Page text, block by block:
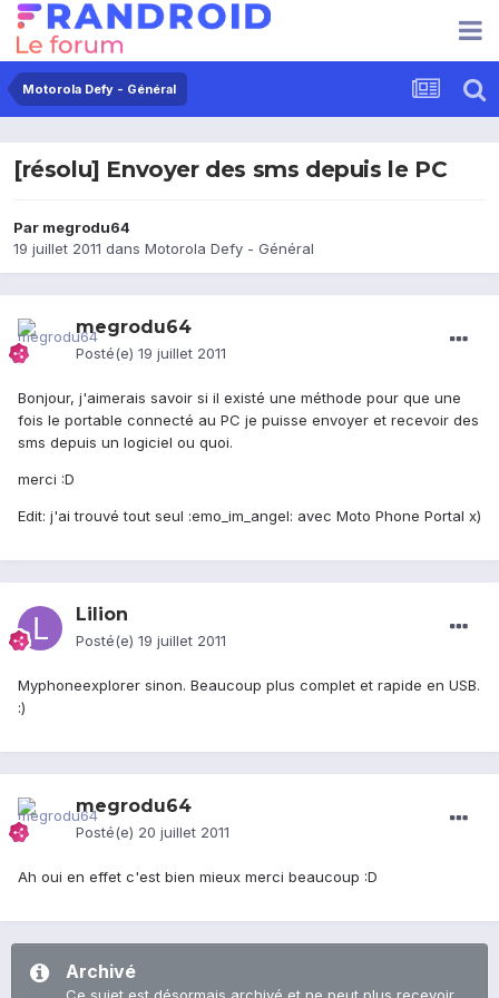
Motorola Defy - Général
[résolu] Envoyer des sms depuis le PC
Par megrodu64
19 juillet 2011 dans Motorola Defy - Général
megrodu64
Posté(e) 19 juillet 2011
Bonjour, j'aimerais savoir si il existé une méthode pour que une
fois le portable connecté au PC je puisse envoyer et recevoir des
sms depuis un logiciel ou quoi.
merci :D
Edit: j'ai trouvé tout seul :emo_im_angel: avec Moto Phone Portal x)
Lilion
Posté(e) 19 juillet 2011
Myphoneexplorer sinon. Beaucoup plus complet et rapide en USB.
:)
megrodu64
Posté(e) 20 juillet 2011
Ah oui en effet c'est bien mieux merci beaucoup :D
Archivé